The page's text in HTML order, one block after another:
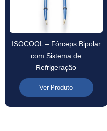
ISOCOOL – Fórceps Bipolar
com Sistema de
Refrigeração
Ver Produto